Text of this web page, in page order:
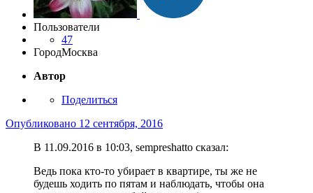
Пользователи
47
ГородМосква
Автор
Поделиться
Опубликовано 12 сентября, 2016
В 11.09.2016 в 10:03, sempreshatto сказал:
Ведь пока кто-то убирает в квартире, ты же не
будешь ходить по пятам и наблюдать, чтобы она